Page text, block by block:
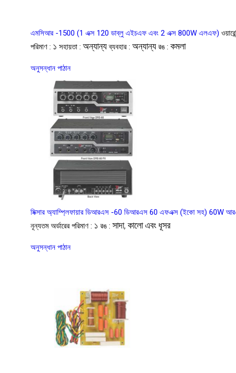
এমসিআর -1500 (1 এক্স 120 ডাব্লু এইচএফ এবং 2 এক্স 800W এলএফ)
পরিমাণ : ১ সহায়তা : অন্যান্য ব্যবহার : অন্যান্য রঙ : কমলা
অনুসন্ধান পাঠান
মিক্সার অ্যাম্প্লিফায়ার ডিআরএস -60 ডিআরএস 60 এফএক্স (ইকো সহ) 60W
নূন্যতম অর্ডারের পরিমাণ : ১ রঙ : সাদা, কালো এবং ধূসর
অনুসন্ধান পাঠান